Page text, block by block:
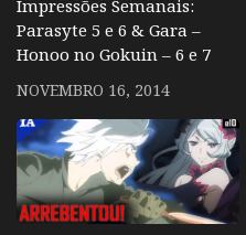
Impressões Semanais:
Parasyte 5 e 6 & Gara –
Honoo no Gokuin – 6 e 7
NOVEMBRO 16, 2014